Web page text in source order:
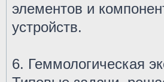
элементов и
устройств.
6. Геммологическая